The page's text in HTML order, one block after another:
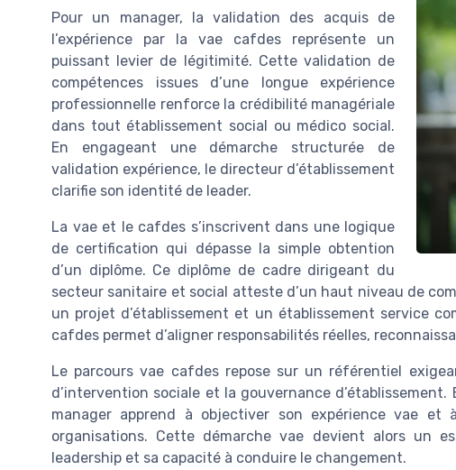
Pour un manager, la validation des acquis de
l’expérience par la vae cafdes représente un
puissant levier de légitimité. Cette validation de
compétences issues d’une longue expérience
professionnelle renforce la crédibilité managériale
dans tout établissement social ou médico social.
En engageant une démarche structurée de
validation expérience, le directeur d’établissement
clarifie son identité de leader.
La vae et le cafdes s’inscrivent dans une logique
de certification qui dépasse la simple obtention
d’un diplôme. Ce diplôme de cadre dirigeant du
secteur sanitaire et social atteste d’un haut niveau de
un projet d’établissement et un établissement service
cafdes permet d’aligner responsabilités réelles,
Le parcours vae cafdes repose sur un référentiel
d’intervention sociale et la gouvernance
manager apprend à objectiver son expérience vae
organisations. Cette démarche vae devient alors un
leadership et sa capacité à conduire le changement.